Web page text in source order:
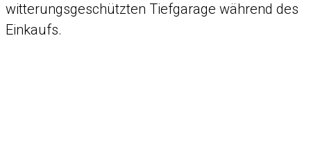
witterungsgeschützten Tiefgarage während des
Einkaufs.